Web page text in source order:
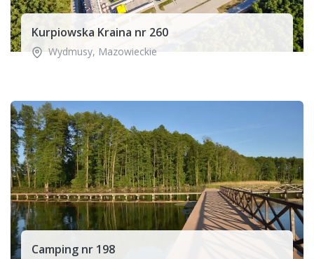
Kurpiowska Kraina nr 260
Wydmusy, Mazowieckie
Camping nr 198